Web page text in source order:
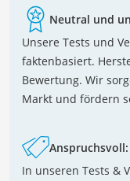
Neutral und
Unsere Tests und
faktenbasiert.
Bewertung. Wir
Markt und fördern
Anspruchsvoll:
In unseren Tests &